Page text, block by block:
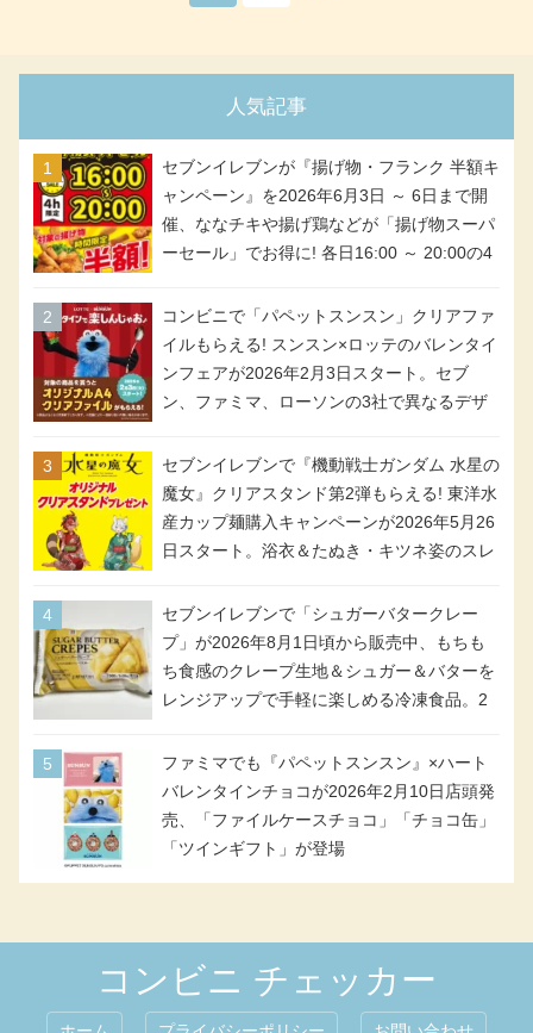
人気記事
セブンイレブンが『揚げ物・フランク 半額キ
ャンペーン』を2026年6月3日 ～ 6日まで開
催、ななチキや揚げ鶏などが「揚げ物スーパ
ーセール」でお得に! 各日16:00 ～ 20:00の4
アメリカンドッグが税抜き69円!
コンビニで「パペットスンスン」クリアファ
イルもらえる! スンスン×ロッテのバレンタイ
ンフェアが2026年2月3日スタート。セブ
ン、ファミマ、ローソンの3社で異なるデザ
セブンイレブンで『機動戦士ガンダム 水星の
魔女』クリアスタンド第2弾もらえる! 東洋水
産カップ麺購入キャンペーンが2026年5月26
日スタート。浴衣＆たぬき・キツネ姿のスレ
号・5号) / シャディクが全6種のクリアスタ
ンドになって登場!
セブンイレブンで「シュガーバタークレー
プ」が2026年8月1日頃から販売中、もちも
ち食感のクレープ生地＆シュガー＆バターを
レンジアップで手軽に楽しめる冷凍食品。2
ファミマでも『パペットスンスン』×ハート
バレンタインチョコが2026年2月10日店頭発
売、「ファイルケースチョコ」「チョコ缶」
「ツインギフト」が登場
コンビニ チェッカー